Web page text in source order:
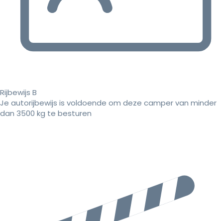
Rijbewijs B
Je autorijbewijs is voldoende om deze camper van minder
dan 3500 kg te besturen